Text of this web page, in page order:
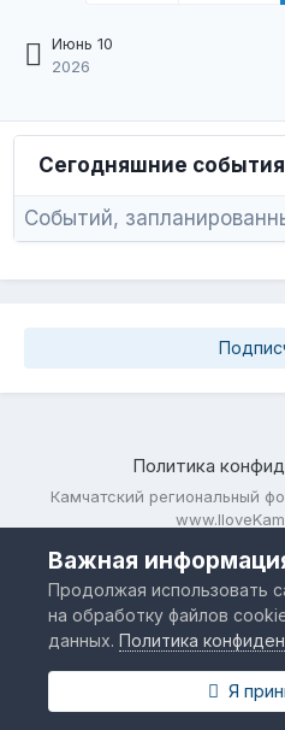
Июнь 10
2026
Сегодняшние события
Событий,
Политика
Камчатский региональный
Важная
Продолжая использовать
на обработку файлов
данных.Политика
Я